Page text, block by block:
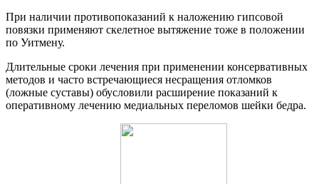
При наличии противопоказаний к наложению гипсовой
повязки применяют скелетное вытяжение тоже в положении
по Уитмену.
Длительные сроки лечения при применении консервативных
методов и часто встречающиеся несращения отломков
(ложные суставы) обусловили расширение показаний к
оперативному лечению медиальных переломов шейки бедра.